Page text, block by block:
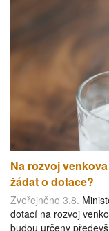
Na rozvoj
žádat o dotace?
Zveřejněno 3.8.
dotací na rozvoj
budou určeny